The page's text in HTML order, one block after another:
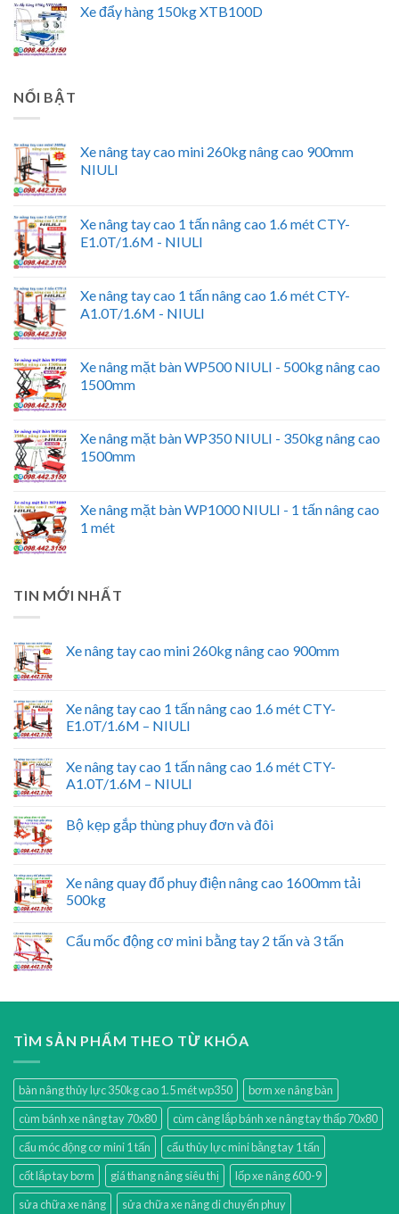
Xe đẩy hàng 150kg XTB100D
NỔI BẬT
Xe nâng tay cao mini 260kg nâng cao 900mm
NIULI
Xe nâng tay cao 1 tấn nâng cao 1.6 mét CTY-
E1.0T/1.6M - NIULI
Xe nâng tay cao 1 tấn nâng cao 1.6 mét CTY-
A1.0T/1.6M - NIULI
Xe nâng mặt bàn WP500 NIULI - 500kg nâng cao
1500mm
Xe nâng mặt bàn WP350 NIULI - 350kg nâng cao
1500mm
Xe nâng mặt bàn WP1000 NIULI - 1 tấn nâng cao
1 mét
TIN MỚI NHẤT
Xe nâng tay cao mini 260kg nâng cao 900mm
Xe nâng tay cao 1 tấn nâng cao 1.6 mét CTY-
E1.0T/1.6M – NIULI
Xe nâng tay cao 1 tấn nâng cao 1.6 mét CTY-
A1.0T/1.6M – NIULI
Bộ kẹp gắp thùng phuy đơn và đôi
Xe nâng quay đổ phuy điện nâng cao 1600mm tải
500kg
Cẩu mốc động cơ mini bằng tay 2 tấn và 3 tấn
TÌM SẢN PHẨM THEO TỪ KHÓA
bàn nâng thủy lực 350kg cao 1.5 mét wp350
bơm xe nâng bàn
cùm bánh xe nâng tay 70x80
cùm càng lắp bánh xe nâng tay thấp 70x80
cẩu móc động cơ mini 1 tấn
cẩu thủy lực mini bằng tay 1 tấn
cốt lắp tay bơm
giá thang nâng siêu thị
lốp xe nâng 600-9
sửa chữa xe nâng
sửa chữa xe nâng di chuyển phuy